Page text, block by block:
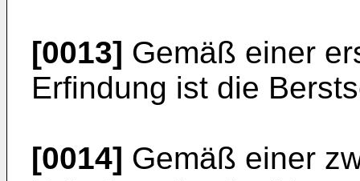
[0013] Gemäß einer
Erfindung ist die
[0014] Gemäß einer